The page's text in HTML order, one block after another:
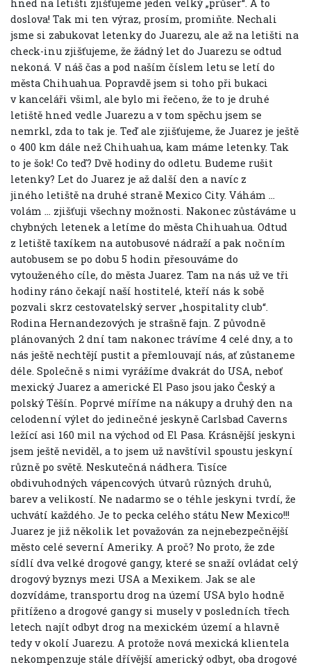
hned na letišti zjišťujeme jeden velký „průser“. A to
doslova! Tak mi ten výraz, prosím, promiňte. Nechali
jsme si zabukovat letenky do Juarezu, ale až na letišti na
check-inu zjišťujeme, že žádný let do Juarezu se odtud
nekoná. V náš čas a pod naším číslem letu se letí do
města Chihuahua. Popravdě jsem si toho při bukaci
v kanceláři všiml, ale bylo mi řečeno, že to je druhé
letiště hned vedle Juarezu a v tom spěchu jsem se
nemrkl, zda to tak je. Teď ale zjišťujeme, že Juarez je ještě
o 400 km dále než Chihuahua, kam máme letenky. Tak
to je šok! Co teď? Dvě hodiny do odletu. Budeme rušit
letenky? Let do Juarez je až další den a navíc z
jiného letiště na druhé straně Mexico City. Váhám …
volám … zjišťuji všechny možnosti. Nakonec zůstáváme u
chybných letenek a letíme do města Chihuahua. Odtud
z letiště taxíkem na autobusové nádraží a pak nočním
autobusem se po dobu 5 hodin přesouváme do
vytouženého cíle, do města Juarez. Tam na nás už ve tři
hodiny ráno čekají naší hostitelé, kteří nás k sobě
pozvali skrz cestovatelský server „hospitality club“.
Rodina Hernandezových je strašně fajn. Z původně
plánovaných 2 dní tam nakonec trávíme 4 celé dny, a to
nás ještě nechtějí pustit a přemlouvají nás, ať zůstaneme
déle. Společně s nimi vyrážíme dvakrát do USA, neboť
mexický Juarez a americké El Paso jsou jako Český a
polský Těšín. Poprvé míříme na nákupy a druhý den na
celodenní výlet do jedinečné jeskyně Carlsbad Caverns
ležící asi 160 mil na východ od El Pasa. Krásnější jeskyni
jsem ještě neviděl, a to jsem už navštívil spoustu jeskyní
různě po světě. Neskutečná nádhera. Tisíce
obdivuhodných vápencových útvarů různých druhů,
barev a velikostí. Ne nadarmo se o téhle jeskyni tvrdí, že
uchvátí každého. Je to pecka celého státu New Mexico!!!
Juarez je již několik let považován za nejnebezpečnější
město celé severní Ameriky. A proč? No proto, že zde
sídlí dva velké drogové gangy, které se snaží ovládat celý
drogový byznys mezi USA a Mexikem. Jak se ale
dozvídáme, transportu drog na území USA bylo hodně
přitíženo a drogové gangy si musely v posledních třech
letech najít odbyt drog na mexickém území a hlavně
tedy v okolí Juarezu. A protože nová mexická klientela
nekompenzuje stále dřívější americký odbyt, oba drogové